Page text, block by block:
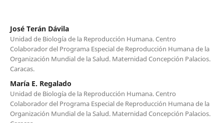
José Terán Dávila
Unidad de Biología de la Reproducción Humana. Centro
Colaborador del Programa Especial de Reproducción Humana de la
Organización Mundial de la Salud. Maternidad Concepción Palacios.
Caracas.
María E. Regalado
Unidad de Biología de la Reproducción Humana. Centro
Colaborador del Programa Especial de Reproducción Humana de la
Organización Mundial de la Salud. Maternidad Concepción Palacios.